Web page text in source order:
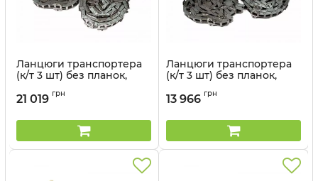
Ланцюги транспортера
(к/т 3 шт) без планок,
серия (50010-22) -
Артикул: 50010-22
21 019 грн
Ланцюги транспортера
(к/т 3 шт) без планок,
серия (50004-11) -
Артикул: 50004-11
13 966 грн